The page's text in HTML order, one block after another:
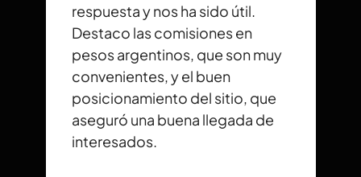
respuesta y nos ha sido útil.
Destaco las comisiones en
pesos argentinos, que son muy
convenientes, y el buen
posicionamiento del sitio, que
aseguró una buena llegada de
interesados.